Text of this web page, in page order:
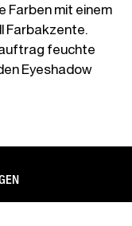
Farben mit einem
Farbakzente.
feuchte
Eyeshadow